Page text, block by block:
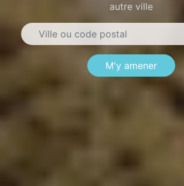
autre ville
M'y amener